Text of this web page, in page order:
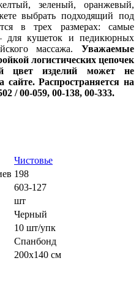
зеленый, оранжевый,
выбрать подходящий под
в трех размерах: самые
для кушеток и педикюрных
массажа. Уважаемые
логистических цепочек
цвет изделий может не
сайте.Распространяется на
/ 00-059, 00-138, 00-333.
Чистовье
198
603-127
шт
Черный
10 шт/упк
Спанбонд
200х140 см